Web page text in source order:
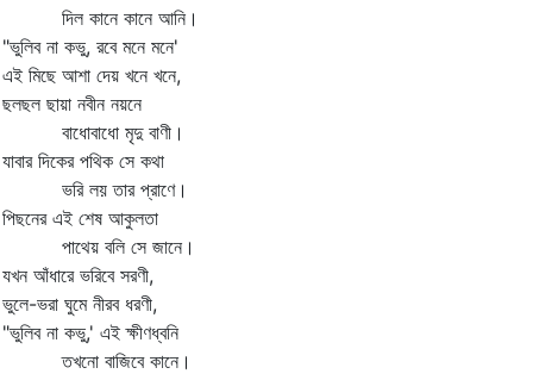
দিল কানে কানে আনি।
"ভুলিব না কভু, রবে মনে মনে'
এই মিছে আশা দেয় খনে খনে,
ছলছল ছায়া নবীন নয়নে
বাধোবাধো মৃদু বাণী।
যাবার দিকের পথিক সে কথা
ভরি লয় তার প্রাণে।
পিছনের এই শেষ আকুলতা
পাথেয় বলি সে জানে।
যখন আঁধারে ভরিবে সরণী,
ভুলে-ভরা ঘুমে নীরব ধরণী,
"ভুলিব না কভু,' এই ক্ষীণধ্বনি
তখনো বাজিবে কানে।